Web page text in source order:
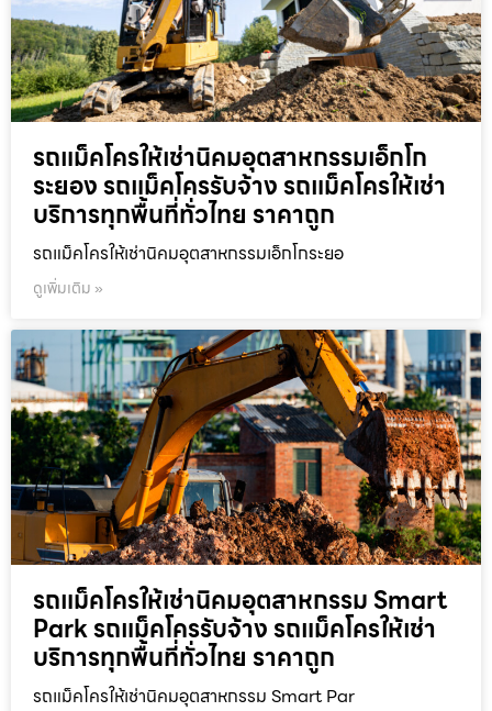
รถแม็คโครให้เช่านิคมอุตสาหกรรมเอ็กโก
ระยอง รถแม็คโครรับจ้าง รถแม็คโครให้เช่า
บริการทุกพื้นที่ทั่วไทย ราคาถูก
รถแม็คโครให้เช่านิคมอุตสาหกรรมเอ็กโกระยอ
ดูเพิ่มเติม »
รถแม็คโครให้เช่านิคมอุตสาหกรรม Smart
Park รถแม็คโครรับจ้าง รถแม็คโครให้เช่า
บริการทุกพื้นที่ทั่วไทย ราคาถูก
รถแม็คโครให้เช่านิคมอุตสาหกรรม Smart Par